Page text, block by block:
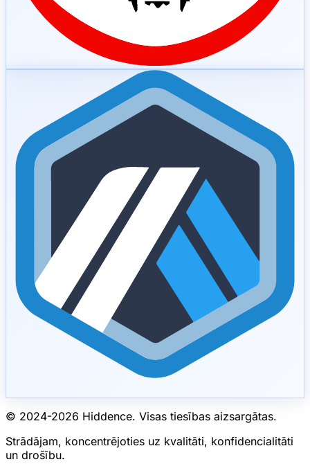
© 2024-2026 Hiddence. Visas tiesības aizsargātas.
Strādājam, koncentrējoties uz kvalitāti, konfidencialitāti
un drošību.